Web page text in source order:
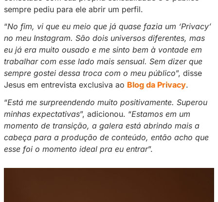
mesmo para seus seguidores! O modelo, DJ e
empresário abriu um perfil na Privacy para
mais próximo de seus fãs ealcançou o top 1
rede em menos de 24 horas.
De acordo com o modelo internacional, sua
Privacy veio de forma natural, já que ele é
conectado com sua própria sensualidade e o
sempre pediu para ele abrir um perfil.
“No fim, vi que eu meio que já quase fazia
no meu Instagram. São dois universos
eu já era muito ousado e me sinto bem à